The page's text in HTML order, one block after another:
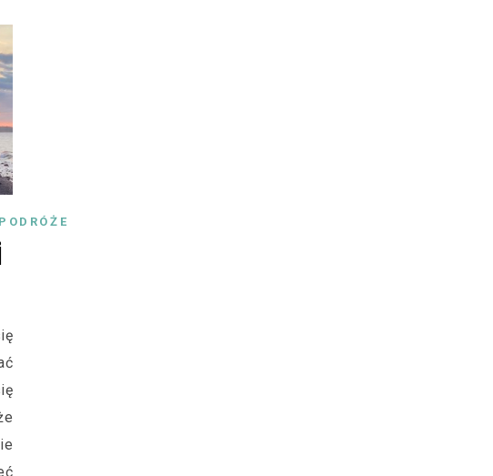
PODRÓŻE